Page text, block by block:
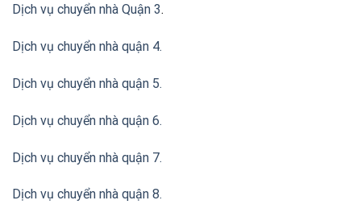
Dịch vụ chuyển nhà Quận 3.
Dịch vụ chuyển nhà quận 4.
Dịch vụ chuyển nhà quận 5.
Dịch vụ chuyển nhà quận 6.
Dịch vụ chuyển nhà quận 7.
Dịch vụ chuyển nhà quận 8.